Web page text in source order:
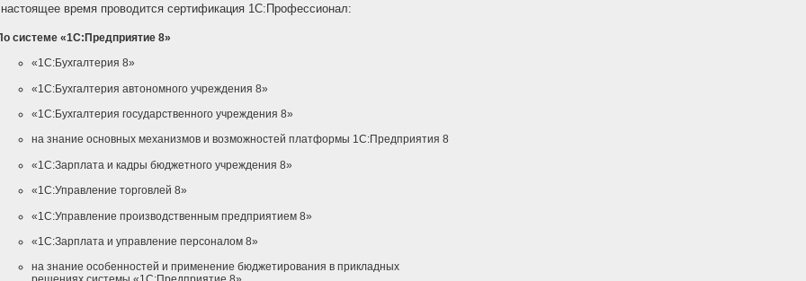
время проводится сертификация 1С:Профессионал:
системе «1С:Предприятие 8»
«1С:Бухгалтерия 8»
«1С:Бухгалтерия автономного учреждения 8»
«1С:Бухгалтерия государственного учреждения 8»
на знание основных механизмов и возможностей платформы 1С:Предприятия 8
«1С:Зарплата и кадры бюджетного учреждения 8»
«1С:Управление торговлей 8»
«1С:Управление производственным предприятием 8»
«1С:Зарплата и управление персоналом 8»
на знание особенностей и применение бюджетирования в прикладных